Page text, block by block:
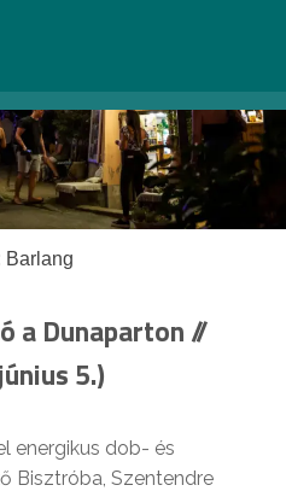
Barlang
a Dunaparton //
5.)
energikus dob- és
Bisztróba, Szentendre